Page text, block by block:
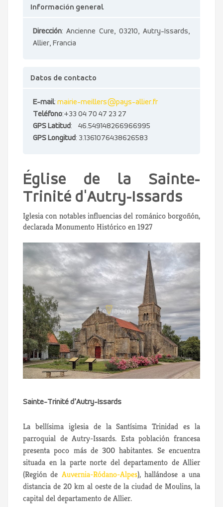
Información general
Dirección: Ancienne Cure, 03210, Autry-Issards,
Allier, Francia
Datos de contacto
E-mail: mairie-meillers@pays-allier.fr
Teléfono:+33 04 70 47 23 27
GPS Latitud: 46.549148266966995
GPS Longitud: 3.1361076438626583
Église de la Sainte-
Trinité d'Autry-Issards
Iglesia con notables influencias del románico borgoñón,
declarada Monumento Histórico en 1927
Sainte-Trinité d’Autry-Issards
La bellísima iglesia de la Santísima Trinidad es la
parroquial de Autry-Issards. Esta población francesa
presenta poco más de 300 habitantes. Se encuentra
situada en la parte norte del departamento de Allier
(Región de Auvernia-Ródano-Alpes), hallándose a una
distancia de 20 km al oeste de la ciudad de Moulins, la
capital del departamento de Allier.